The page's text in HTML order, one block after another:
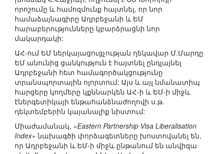
որոշումը և համոզմունք հայտնել, որ նոր
համաձայնագիրը Ադրբեջանի և ԵՄ
հարաբերությունները կբարձրացնի նոր
մակարդակի:
ԱՀ-ում ԵՄ ներկայացուցչության ղեկավար Մ.Մարդը
ԵՄ անունից ցանկություն է հայտնել ընդլայնել
Ադրբեջանի հետ համագործակցությունը
տրանսպորտային ոլորտում: Այս և այլ նմանատիպ
հարցերը կողմերը կքննարկեն ԱՀ-ի և ԵՄ-ի միջև
էներգետիկայի ենթահանձնաժողովի ս.թ.
դեկտեմբերին կայանալիք նիստում:
Միաժամանակ, «Eastern Partnership Visa Liberalisation
Index» նախագծի փորձագետները խոստովանել են,
որ Ադրբեջանի և ԵՄ-ի միջև ընթանում են անվիզա